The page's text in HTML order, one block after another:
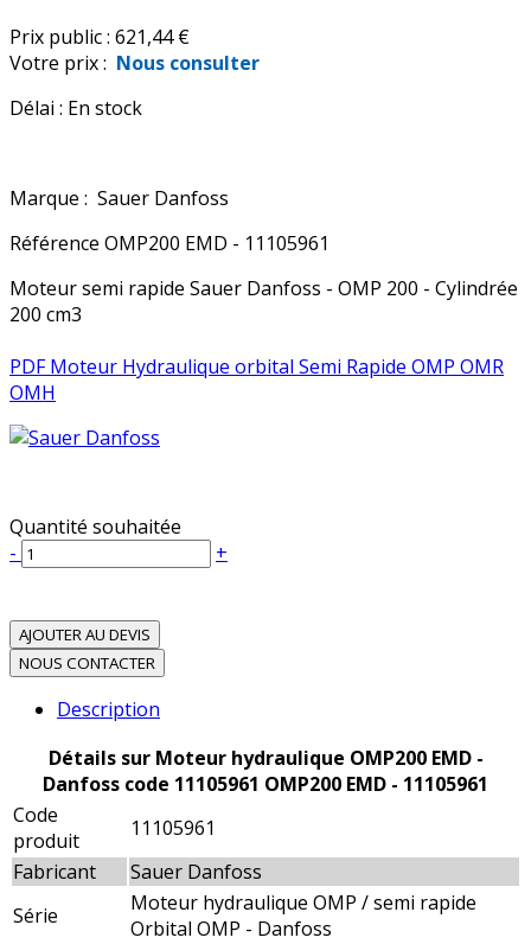
Prix public : 621,44 €
Votre prix : Nous consulter
Délai : En stock
Marque : Sauer Danfoss
Référence OMP200 EMD - 11105961
Moteur semi rapide Sauer Danfoss - OMP 200 - Cylindrée
200 cm3
PDF Moteur Hydraulique orbital Semi Rapide OMP OMR
OMH
Quantité souhaitée
-
+
AJOUTER AU DEVIS
NOUS CONTACTER
Description
Détails sur Moteur hydraulique OMP200 EMD -
Danfoss code 11105961 OMP200 EMD - 11105961
Code
produit
11105961
Fabricant
Sauer Danfoss
Série
Moteur hydraulique OMP / semi rapide
Orbital OMP - Danfoss